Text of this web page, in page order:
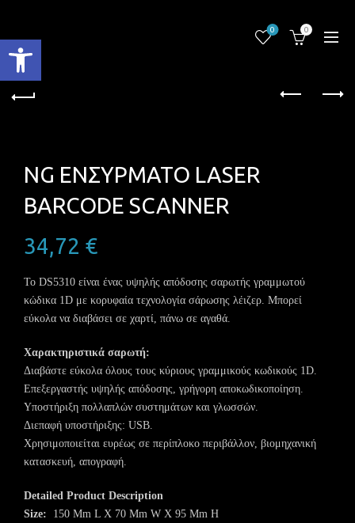
Ανοίξτε τη γραμμή εργαλείων
0 0
NG ENΣΥΡΜΑΤΟ LASER
BARCODE SCANNER
34,72 €
Το DS5310 είναι ένας υψηλής απόδοσης σαρωτής γραμμωτού
κώδικα 1D με κορυφαία τεχνολογία σάρωσης λέιζερ. Μπορεί
εύκολα να διαβάσει σε χαρτί, πάνω σε αγαθά.
Χαρακτηριστικά σαρωτή:
Διαβάστε εύκολα όλους τους κύριους γραμμικούς κωδικούς 1D.
Επεξεργαστής υψηλής απόδοσης, γρήγορη αποκωδικοποίηση.
Υποστήριξη πολλαπλών συστημάτων και γλωσσών.
Διεπαφή υποστήριξης: USB.
Χρησιμοποιείται ευρέως σε περίπλοκο περιβάλλον, βιομηχανική
κατασκευή, απογραφή.
Detailed Product Description
Size: 150 Mm L X 70 Mm W X 95 Mm H